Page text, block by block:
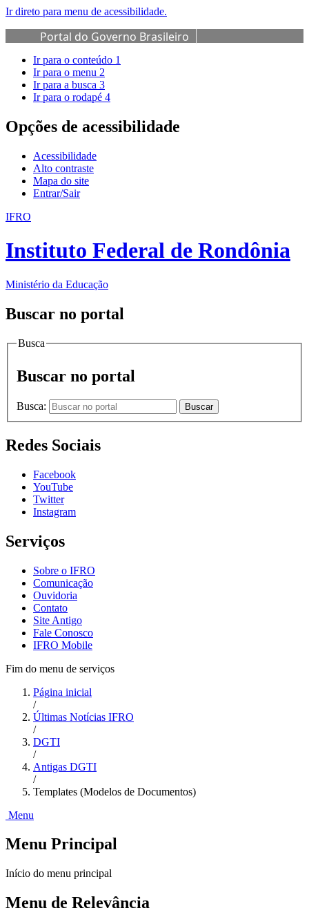
Ir direto para menu de acessibilidade.
Portal do Governo Brasileiro
Ir para o conteúdo 1
Ir para o menu 2
Ir para a busca 3
Ir para o rodapé 4
Opções de acessibilidade
Acessibilidade
Alto contraste
Mapa do site
Entrar/Sair
IFRO
Instituto Federal de Rondônia
Ministério da Educação
Buscar no portal
Busca
Buscar no portal
Busca: Buscar
Redes Sociais
Facebook
YouTube
Twitter
Instagram
Serviços
Sobre o IFRO
Comunicação
Ouvidoria
Contato
Site Antigo
Fale Conosco
IFRO Mobile
Fim do menu de serviços
Página inicial
/
Últimas Notícias IFRO
/
DGTI
/
Antigas DGTI
/
Templates (Modelos de Documentos)
Menu
Menu Principal
Início do menu principal
Menu de Relevância